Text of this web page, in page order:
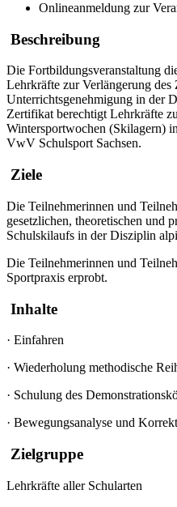
Onlineanmeldung zur
Beschreibung
Die Fortbildungsveranstaltung
Lehrkräfte zur Verlängerung
Unterrichtsgenehmigung in der
Zertifikat berechtigt Lehrkräfte
Wintersportwochen (Skilagern)
VwV Schulsport Sachsen.
Ziele
Die Teilnehmerinnen und
gesetzlichen, theoretischen und
Schulskilaufs in der Disziplin
Die Teilnehmerinnen und
Sportpraxis erprobt.
Inhalte
· Einfahren
· Wiederholung methodische
· Schulung des
· Bewegungsanalyse und
Zielgruppe
Lehrkräfte aller Schularten